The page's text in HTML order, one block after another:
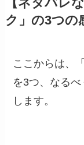
【ネタバレ
ク」の3つの
ここからは、
を3つ、なる
します。